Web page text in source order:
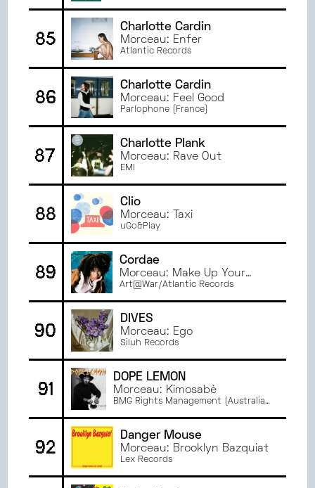
85
Charlotte Cardin
Morceau: Enfer
Atlantic Records
86
Charlotte Cardin
Morceau: Feel Good
Parlophone (France)
87
Charlotte Plank
Morceau: Rave Out
EMI
88
Clio
Morceau: Taxi
uGo&Play
89
Cordae
Morceau: Make Up Your
Mind
Art@War/Atlantic Records
90
DIVES
Morceau: Ego
Siluh Records
91
DOPE LEMON
Morceau: Kimosabè
BMG Rights Management (Australia)
92
Danger Mouse
Morceau: Brooklyn Bazquiat
Lex Records